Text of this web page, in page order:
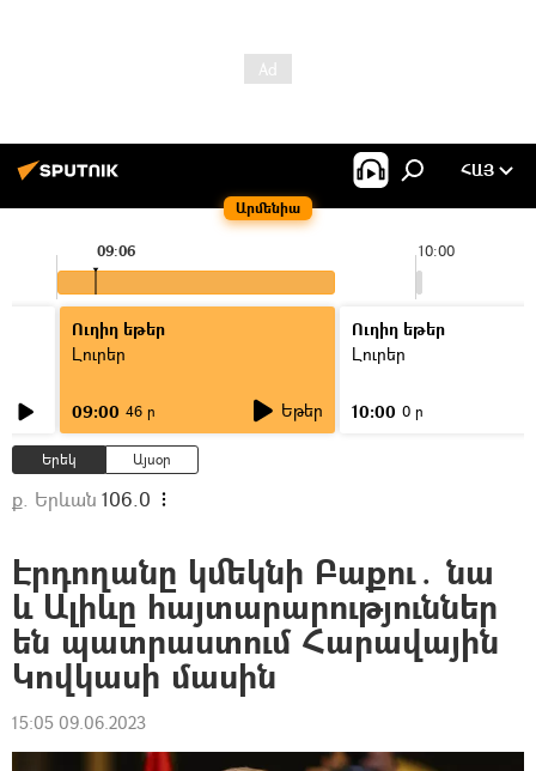
Արմենիա
ՀԱՅ
10:00
09:06
Ուղիղ եթեր
Լուրեր
09:00 46 ր Եթեր
Ուղիղ եթեր
Լուրեր
10:00 0 ր
Երեկ Այսօր
ք. Երևան 106.0
Էրդողանը կմեկնի Բաքու․ նա
և Ալիևը հայտարարություններ
են պատրաստում Հարավային
Կովկասի մասին
15:05 09.06.2023